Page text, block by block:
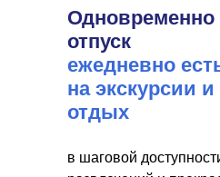
Одновременно
отпуск
ежедневно
на экскурсии
отдых
в шаговой